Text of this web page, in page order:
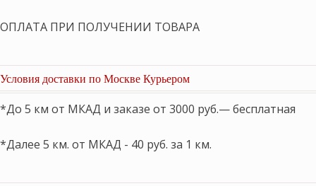
ОПЛАТА ПРИ ПОЛУЧЕНИИ ТОВАРА
Условия доставки по Москве Курьером
*До 5 км от МКАД и заказе от 3000 руб.— бесплатная
*Далее 5 км. от МКАД - 40 руб. за 1 км.